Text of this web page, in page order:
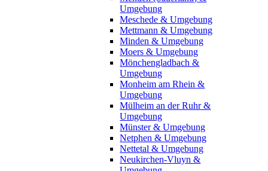
Umgebung
Meschede & Umgebung
Mettmann & Umgebung
Minden & Umgebung
Moers & Umgebung
Mönchengladbach &
Umgebung
Monheim am Rhein &
Umgebung
Mülheim an der Ruhr &
Umgebung
Münster & Umgebung
Netphen & Umgebung
Nettetal & Umgebung
Neukirchen-Vluyn &